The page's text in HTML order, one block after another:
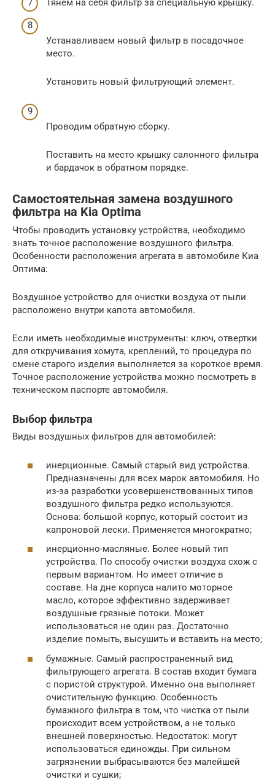
Тянем на себя фильтр за специальную крышку.
Устанавливаем новый фильтр в посадочное
место.
Установить новый фильтрующий элемент.
Проводим обратную сборку.
Поставить на место крышку салонного фильтра
и бардачок в обратном порядке.
Самостоятельная замена воздушного
фильтра на Kia Optima
Чтобы проводить установку устройства, необходимо
знать точное расположение воздушного фильтра.
Особенности расположения агрегата в автомобиле Киа
Оптима:
Воздушное устройство для очистки воздуха от пыли
расположено внутри капота автомобиля.
Если иметь необходимые инструменты: ключ, отвертки
для откручивания хомута, креплений, то процедура по
смене старого изделия выполняется за короткое время.
Точное расположение устройства можно посмотреть в
техническом паспорте автомобиля.
Выбор фильтра
Виды воздушных фильтров для автомобилей:
инерционные. Самый старый вид устройства.
Предназначены для всех марок автомобиля. Но
из-за разработки усовершенствованных типов
воздушного фильтра редко используются.
Основа: большой корпус, который состоит из
капроновой лески. Применяется многократно;
инерционно-масляные. Более новый тип
устройства. По способу очистки воздуха схож с
первым вариантом. Но имеет отличие в
составе. На дне корпуса налито моторное
масло, которое эффективно задерживает
воздушные грязные потоки. Может
использоваться не один раз. Достаточно
изделие помыть, высушить и вставить на место;
бумажные. Самый распространенный вид
фильтрующего агрегата. В состав входит бумага
с пористой структурой. Именно она выполняет
очистительную функцию. Особенность
бумажного фильтра в том, что чистка от пыли
происходит всем устройством, а не только
внешней поверхностью. Недостаток: могут
использоваться единожды. При сильном
загрязнении выбрасываются без малейшей
очистки и сушки;